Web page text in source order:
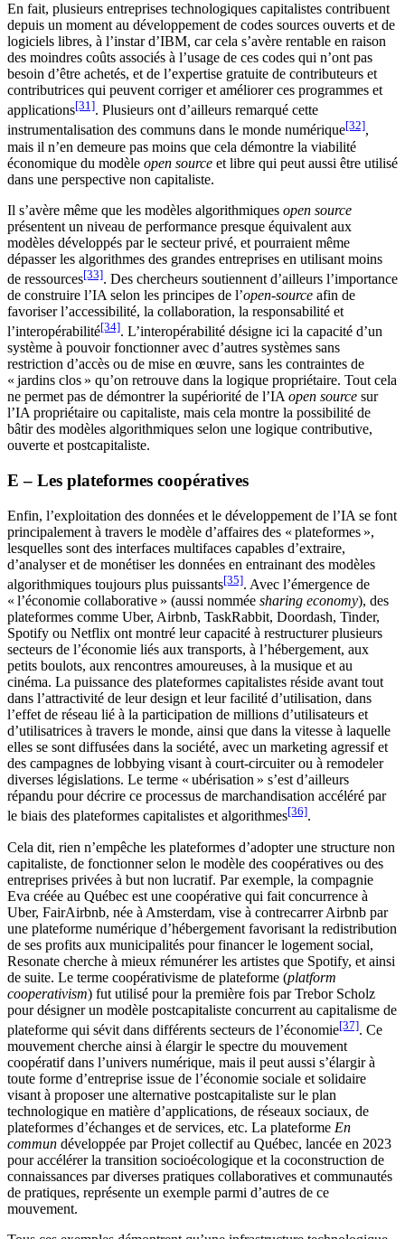
En fait, plusieurs entreprises technologiques capitalistes contribuent
depuis un moment au développement de codes sources ouverts et de
logiciels libres, à l’instar d’IBM, car cela s’avère rentable en raison
des moindres coûts associés à l’usage de ces codes qui n’ont pas
besoin d’être achetés, et de l’expertise gratuite de contributeurs et
contributrices qui peuvent corriger et améliorer ces programmes et
applications[31]. Plusieurs ont d’ailleurs remarqué cette
instrumentalisation des communs dans le monde numérique[32],
mais il n’en demeure pas moins que cela démontre la viabilité
économique du modèle open source et libre qui peut aussi être utilisé
dans une perspective non capitaliste.
Il s’avère même que les modèles algorithmiques open source
présentent un niveau de performance presque équivalent aux
modèles développés par le secteur privé, et pourraient même
dépasser les algorithmes des grandes entreprises en utilisant moins
de ressources[33]. Des chercheurs soutiennent d’ailleurs l’importance
de construire l’IA selon les principes de l’open-source afin de
favoriser l’accessibilité, la collaboration, la responsabilité et
l’interopérabilité[34]. L’interopérabilité désigne ici la capacité d’un
système à pouvoir fonctionner avec d’autres systèmes sans
restriction d’accès ou de mise en œuvre, sans les contraintes de
« jardins clos » qu’on retrouve dans la logique propriétaire. Tout cela
ne permet pas de démontrer la supériorité de l’IAopen source sur
l’IA propriétaire ou capitaliste, mais cela montre la possibilité de
bâtir des modèles algorithmiques selon une logique contributive,
ouverte et postcapitaliste.
E – Les plateformes coopératives
Enfin, l’exploitation des données et le développement de l’IA se font
principalement à travers le modèle d’affaires des « plateformes »,
lesquelles sont des interfaces multifaces capables d’extraire,
d’analyser et de monétiser les données en entrainant des modèles
algorithmiques toujours plus puissants[35]. Avec l’émergence de
« l’économie collaborative » (aussi nommée sharing economy), des
plateformes comme Uber, Airbnb, TaskRabbit, Doordash, Tinder,
Spotify ou Netflix ont montré leur capacité à restructurer plusieurs
secteurs de l’économie liés aux transports, à l’hébergement, aux
petits boulots, aux rencontres amoureuses, à la musique et au
cinéma. La puissance des plateformes capitalistes réside avant tout
dans l’attractivité de leur design et leur facilité d’utilisation, dans
l’effet de réseau lié à la participation de millions d’utilisateurs et
d’utilisatrices à travers le monde, ainsi que dans la vitesse à laquelle
elles se sont diffusées dans la société, avec un marketing agressif et
des campagnes de lobbying visant à court-circuiter ou à remodeler
diverses législations. Le terme « ubérisation » s’est d’ailleurs
répandu pour décrire ce processus de marchandisation accéléré par
le biais des plateformes capitalistes et algorithmes[36].
Cela dit, rien n’empêche les plateformes d’adopter une structure non
capitaliste, de fonctionner selon le modèle des coopératives ou des
entreprises privées à but non lucratif. Par exemple, la compagnie
Eva créée au Québec est une coopérative qui fait concurrence à
Uber, FairAirbnb, née à Amsterdam, vise à contrecarrer Airbnb par
une plateforme numérique d’hébergement favorisant la redistribution
de ses profits aux municipalités pour financer le logement social,
Resonate cherche à mieux rémunérer les artistes que Spotify, et ainsi
de suite. Le terme coopérativisme de plateforme (platform
cooperativism) fut utilisé pour la première fois par Trebor Scholz
pour désigner un modèle postcapitaliste concurrent au capitalisme de
plateforme qui sévit dans différents secteurs de l’économie[37]. Ce
mouvement cherche ainsi à élargir le spectre du mouvement
coopératif dans l’univers numérique, mais il peut aussi s’élargir à
toute forme d’entreprise issue de l’économie sociale et solidaire
visant à proposer une alternative postcapitaliste sur le plan
technologique en matière d’applications, de réseaux sociaux, de
plateformes d’échanges et de services, etc. La plateforme En
commun développée par Projet collectif au Québec, lancée en 2023
pour accélérer la transition socioécologique et la coconstruction de
connaissances par diverses pratiques collaboratives et communautés
de pratiques, représente un exemple parmi d’autres de ce
mouvement.